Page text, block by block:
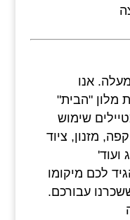
כפרי, ברמה של 3* ומעלה. אנו
מלון "הבית"
שימוש
מזנון, ציוד
ועוד'
לכם מיקומו
עבורכם.